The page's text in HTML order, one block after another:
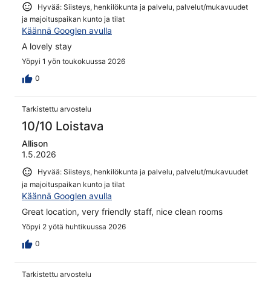
Hyvää: Siisteys, henkilökunta ja palvelu, palvelut/mukavuudet
ja majoituspaikan kunto ja tilat
Käännä Googlen avulla
A lovely stay
Yöpyi 1 yön toukokuussa 2026
0
Tarkistettu arvostelu
10/10 Loistava
Allison
1.5.2026
Hyvää: Siisteys, henkilökunta ja palvelu, palvelut/mukavuudet
ja majoituspaikan kunto ja tilat
Käännä Googlen avulla
Great location, very friendly staff, nice clean rooms
Yöpyi 2 yötä huhtikuussa 2026
0
Tarkistettu arvostelu